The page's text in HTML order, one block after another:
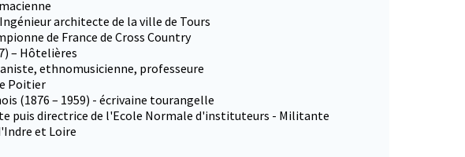
architecte de la ville de Tours
de France de Cross Country
– Hôtelières
ethnomusicienne, professeure
Poitier
(1876 – 1959) - écrivaine tourangelle
puis directrice de l'Ecole Normale d'instituteurs - Militante
et Loire